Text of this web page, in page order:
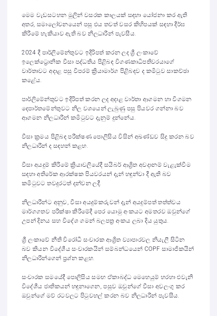
මෙම වැඩසටහන මුලින් වසරක කාලයක් සඳහා යෝජනා කර ඇති
අතර, සමාලෝචනයෙන් පසු එය තවත් වසර කිහිපයක් සඳහා දීර්ඝ
කිරීමේ හැකියාව ඇති බව නිලධාරීන් පැවසීය.
2024 දී පාර්ලිමේන්තුවට ඉදිරිපත් කරන ලද ශ්‍රී ලංකාවේ
ඉලෙක්ට්‍රොනික වීසා පද්ධතිය පිළිබඳ විගණකාධිපතිවරයාගේ
වාර්තාවට අදාළ පසු විපරම් ක්‍රියාමාර්ග පිළිබඳව ද කමිටුව සාකච්ඡා
කළේය.
පාර්ලිමේන්තුවට ඉදිරිපත් කරන ලද අදාළ වාර්තා ආගමන හා විගමන
දෙපාර්තමේන්තුවට නිල වශයෙන් ලැබුණු පසු පියවර ගන්නා බව
ආගමන නිලධාරීන් කමිටුවට දැනුම් දුන්නේය.
වීසා ක්‍රමය පිළිබඳ පරීක්ෂණ පොලිසිය විසින් අඛණ්ඩව සිදු කරන බව
නිලධාරීන් ද සඳහන් කළහ.
වීසා අයදුම් කිරීමේ ක්‍රියාවලියේදී සයිබර් ආශ්‍රිත අවදානම් වැළැක්වීම
සඳහා අතිරේක ආරක්ෂක පියවරයන් දැන් හඳුන්වා දී ඇති බව
කමිටුවට තවදුරටත් දන්වන ලදී.
නිලධාරීන්ට අනුව, වීසා අයදුම්කරුවන් දැන් අයදුම්පත් තත්ත්වය
මාර්ගගතව පරීක්ෂා කිරීමේදී පෙර යොමු අංකයට අමතරව ඔවුන්ගේ
උපන් දිනය සහ විදේශ ගමන් බලපත්‍ර අංකය ලබා දිය යුතුය.
ශ්‍රී ලංකාවේ නීති විරෝධී සංචාරක ආශ්‍රිත ව්‍යාපාරවල නියැලී සිටින
බව කියන විදේශීය සංචාරකයින් සම්බන්ධයෙන් COPF සාමාජිකයින්
නිලධාරීන්ගෙන් ප්‍රශ්න කළහ.
සංචාරක සමයේදී පොලිසිය සමඟ ඒකාබද්ධ මෙහෙයුම් හරහා එවැනි
විදේශීය ජාතිකයන් හඳුනාගෙන, පසුව ඔවුන්ගේ වීසා අවලංගු කර
ඔවුන්ගේ මව් රටවලට පිටුවහල් කරන බව නිලධාරීන් පැවසීය.